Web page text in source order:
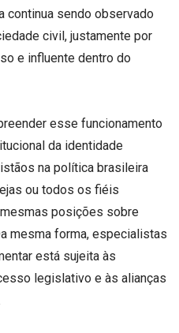
continua sendo observado
civil, justamente por
e influente dentro do
esse funcionamento
da identidade
na política brasileira
ou todos os fiéis
posições sobre
mesma forma, especialistas
está sujeita às
legislativo e às alianças